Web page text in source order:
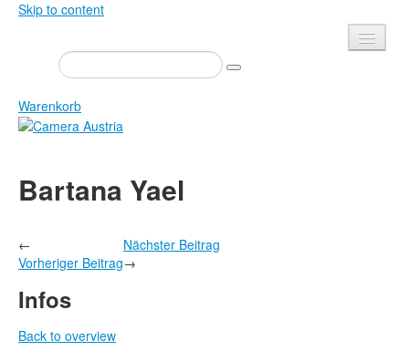
Skip to content
Presse
Veranstaltungen
Newsletter
Über uns
Shop
Warenkorb
Zeitschrift
Bücher
Camera Austria Preis
Bartana Yael
←
Vorheriger Beitrag
Nächster Beitrag
→
Infos
Back to overview